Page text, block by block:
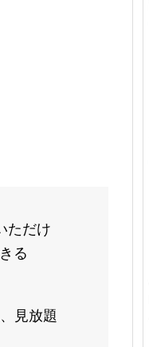
ただけ
る
見放題